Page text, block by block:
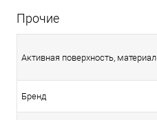
Прочие
Активная поверхность, материал
Бренд